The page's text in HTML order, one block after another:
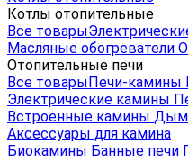
Котлы отопительные
Все товары
Масляные обогреватели
Отопительные печи
Все товарыПечи-камины
Электрические камины
Встроенные камины
Аксессуары для камина
Биокамины Банные печи